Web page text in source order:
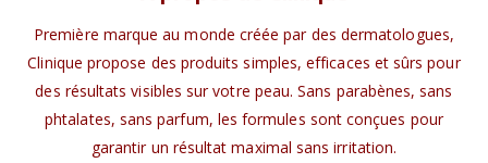
Première marque au monde créée par des dermatologues,
Clinique propose des produits simples, efficaces et sûrs pour
des résultats visibles sur votre peau. Sans parabènes, sans
phtalates, sans parfum, les formules sont conçues pour
garantir un résultat maximal sans irritation.